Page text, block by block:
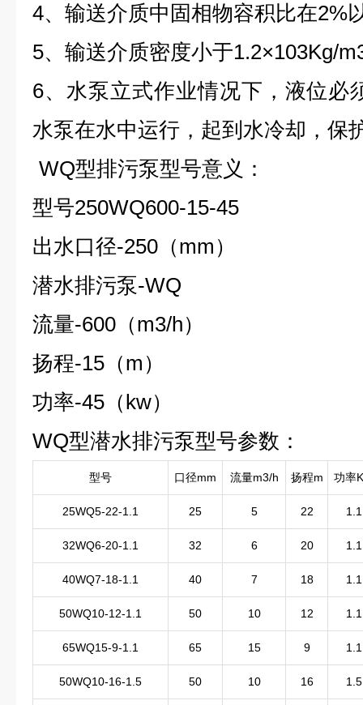
4、输送介质中固相物容积比在2%
5、输送介质密度小于1.2×103Kg/
6、水泵立式作业情况下，液位必
水泵在水中运行，起到水冷却，保
WQ型排污泵型号意义 ：
型号250WQ600-15-45
出水口径-250 （mm）
潜水排污泵-WQ
流量-600 （m3/h）
扬程-15 （m）
功率-45 （kw）
WQ型潜水排污泵型号参数：
型号 口径mm 流量m3/h 扬程m 功率
25WQ5-22-1.1 25 5 22 1.1
32WQ6-20-1.1 32 6 20 1.1
40WQ7-18-1.1 40 7 18 1.1
50WQ10-12-1.1 50 10 12 1.1
65WQ15-9-1.1 65 15 9 1.1
50WQ10-16-1.5 50 10 16 1.5